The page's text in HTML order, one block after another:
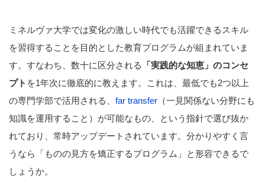
ミネルヴァ大学では変化の激しい時代でも活躍できるスキル
を習得することを目的とした教育プログラムが組まれていま
す。すなわち、数十に区分される
「実践的な知恵」のコンセ
プト を1年次に徹底的に教えます。これは、最低でも2つ以上
の専門学部で活用される、 far transfer （一見関係ない分野にも
知識を運用すること）が可能なもの、という指針で選び抜か
れており、常時アップデートされています。分かりやすく言
うなら「ものの見方を矯正するプログラム」と形容できるで
しょうか。